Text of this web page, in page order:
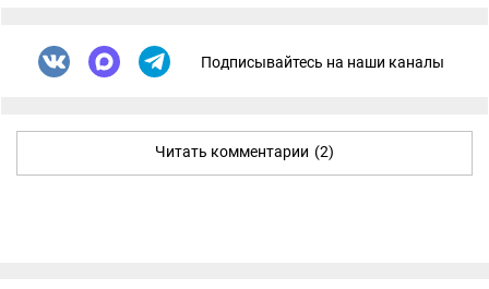
Подписывайтесь на наши каналы
Читать комментарии (2)